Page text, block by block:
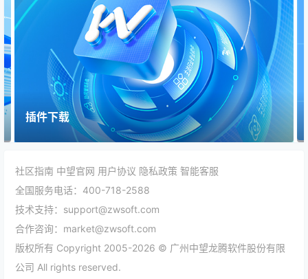
插件下载
社区指南 中望官网 用户协议 隐私政策 智能客服
全国服务电话：400-718-2588
技术支持：support@zwsoft.com
合作咨询：market@zwsoft.com
版权所有 Copyright 2005-2026 © 广州中望龙腾软件股份有限
公司 All rights reserved.